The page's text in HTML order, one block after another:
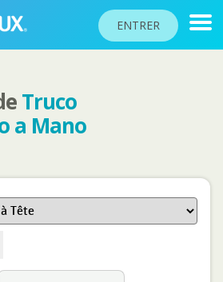
ENTRER
Truco
a Mano